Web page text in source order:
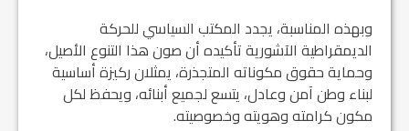
وبهذه المناسبة، يجدد المكتب السياسي للحركة
الديمقراطية الآشورية تأكيده أن صون هذا التنوع الأصيل،
وحماية حقوق مكوناته المتجذرة، يمثلان ركيزة أساسية
لبناء وطن آمن وعادل، يتسع لجميع أبنائه، ويحفظ لكل
مكون كرامته وهويته وخصوصيته.